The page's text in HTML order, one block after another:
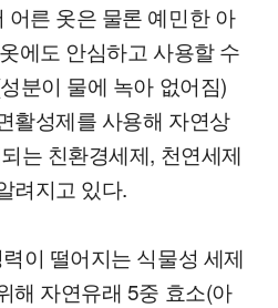
어른 옷은 물론 예민한 아
에도 안심하고 사용할 수
분이 물에 녹아 없어짐)
활성제를 사용해 자연상
는 친환경세제, 천연세제
려지고 있다.
이 떨어지는 식물성 세제
해 자연유래 5중 효소(아